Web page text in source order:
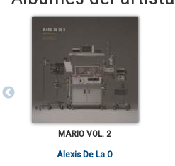
MARIO VOL. 2
Alexis De La O